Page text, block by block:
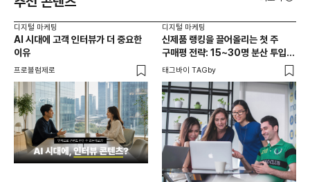
디지털 마케팅
AI 시대에 고객 인터뷰가 더 중요한
이유
프로블럼제로
디지털 마케팅
신제품 랭킹을 끌어올리는 첫 주
구매평 전략: 15~30명 분산 투입의
법칙
태그바이 TAGby